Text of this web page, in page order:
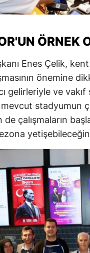
ÖRNEK
Enes Çelik,
önemine
gelirleriyle ve
stadyumun
çalışmaların